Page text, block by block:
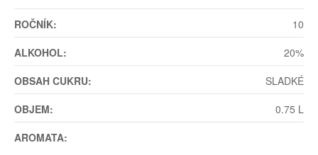
ROČNÍK:
10
ALKOHOL:
20%
OBSAH CUKRU:
SLADKÉ
OBJEM:
0.75 L
AROMATA: